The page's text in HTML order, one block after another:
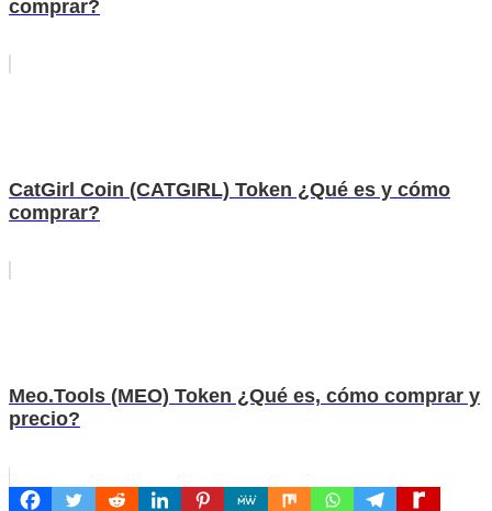
comprar?
CatGirl Coin (CATGIRL) Token ¿Qué es y cómo
comprar?
Meo.Tools (MEO) Token ¿Qué es, cómo comprar y
precio?